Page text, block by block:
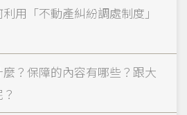
用「不動產糾紛調處制度」
？保障的內容有哪些？跟大